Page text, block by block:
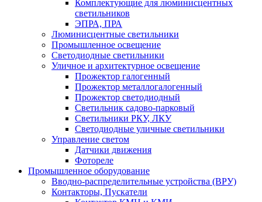
Комплектующие для люминисцентных
светильников
ЭПРА, ПРА
Люминисцентные светильники
Промышленное освещение
Светодиодные светильники
Уличное и архитектурное освещение
Прожектор галогенный
Прожектор металлогалогенный
Прожектор светодиодный
Светильник садово-парковый
Светильники РКУ, ЛКУ
Светодиодные уличные светильники
Управление светом
Датчики движения
Фотореле
Промышленное оборудование
Вводно-распределительные устройства (ВРУ)
Контакторы, Пускатели